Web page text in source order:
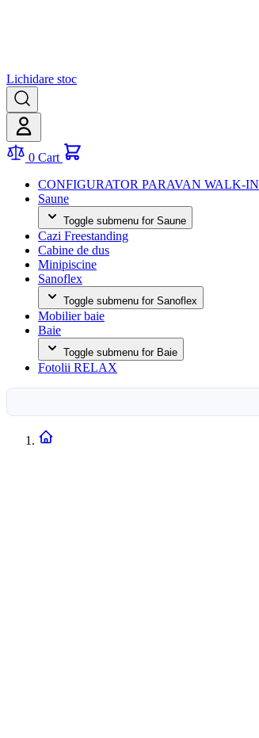
Lichidare stoc
0 Cart
CONFIGURATOR PARAVAN WALK-IN
Saune
Toggle submenu for Saune
Cazi Freestanding
Cabine de dus
Minipiscine
Sanoflex
Toggle submenu for Sanoflex
Mobilier baie
Baie
Toggle submenu for Baie
Fotolii RELAX